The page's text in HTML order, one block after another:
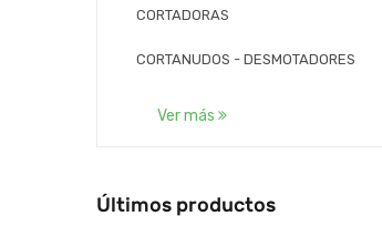
CORTADORAS
CORTANUDOS - DESMOTADORES
Ver más
Últimos productos